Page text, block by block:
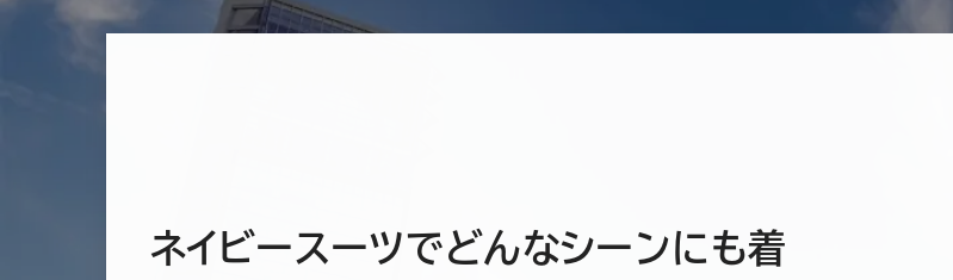
ネイビースーツでどんなシーンにも着